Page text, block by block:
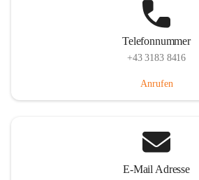
Telefonnummer
+43 3183 8416
Anrufen
E-Mail Adresse